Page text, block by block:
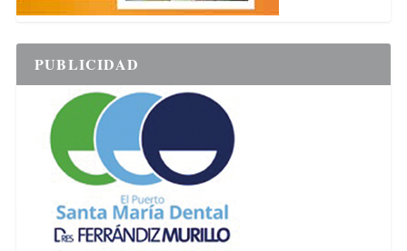
PUBLICIDAD